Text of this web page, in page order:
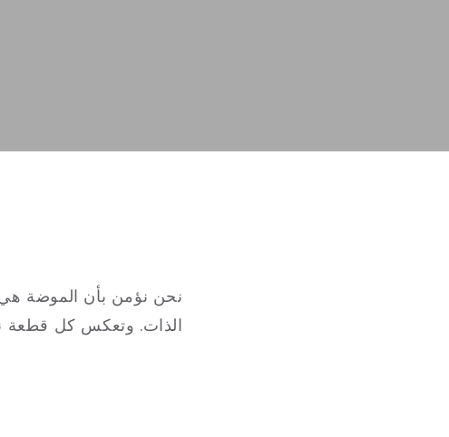
نحن نؤمن بأن الموضة هي
الذات. وتعكس كل قطعة